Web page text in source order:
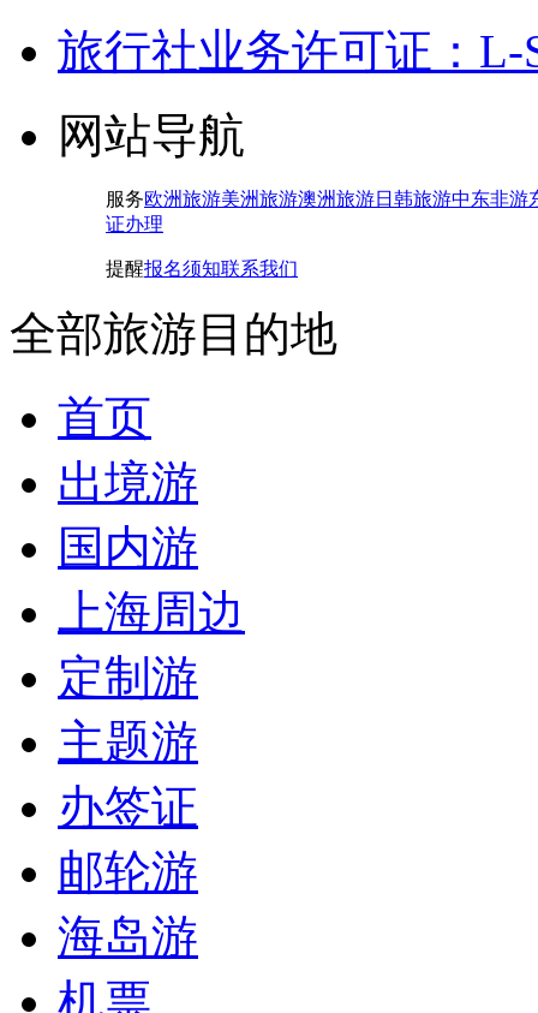
旅行社业务许可证：L-
网站导航
服务欧洲旅游美洲旅游澳洲旅游日韩旅游中东非游
证办理
提醒报名须知联系我们
全部旅游目的地
首页
出境游
国内游
上海周边
定制游
主题游
办签证
邮轮游
海岛游
机票